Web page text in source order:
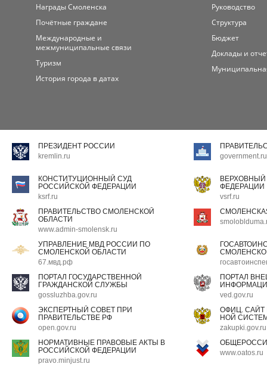
Награды Смоленска
Почётные граждане
Международные и
межмуниципальные связи
Туризм
История города в датах
Руководство
Структура
Бюджет
Доклады и
ПРЕЗИДЕНТ РОССИИ
kremlin.ru
government.ru
КОНСТИТУЦИОННЫЙ СУД
РОССИЙСКОЙ ФЕДЕРАЦИИ
ksrf.ru
ФЕДЕРАЦИИ
vsrf.ru
ПРАВИТЕЛЬСТВО СМОЛЕНСКОЙ
ОБЛАСТИ
www.admin-smolensk.ru
УПРАВЛЕНИЕ МВД РОССИИ ПО
СМОЛЕНСКОЙ ОБЛАСТИ
67.мвд.рф
ПОРТАЛ ГОСУДАРСТВЕННОЙ
ГРАЖДАНСКОЙ СЛУЖБЫ
gossluzhba.gov.ru
ПОРТАЛ
ved.gov.ru
ЭКСПЕРТНЫЙ СОВЕТ ПРИ
ПРАВИТЕЛЬСТВЕ РФ
open.gov.ru
ОФИЦ.
НОЙ
zakupki.gov.ru
НОРМАТИВНЫЕ ПРАВОВЫЕ АКТЫ В
РОССИЙСКОЙ ФЕДЕРАЦИИ
pravo.minjust.ru
www.oatos.ru